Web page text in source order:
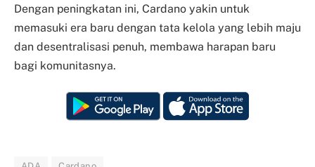
Dengan peningkatan ini, Cardano yakin untuk
memasuki era baru dengan tata kelola yang lebih maju
dan desentralisasi penuh, membawa harapan baru
bagi komunitasnya.